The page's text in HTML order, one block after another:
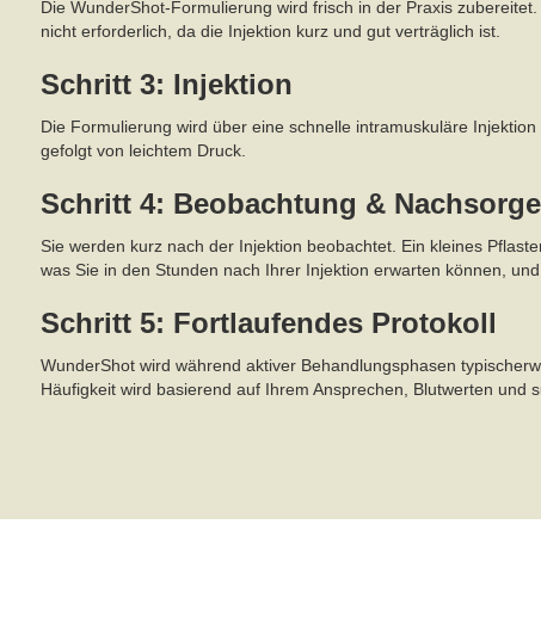
Die WunderShot-Formulierung wird frisch in der Praxis
nicht erforderlich, da die Injektion kurz und gut verträglich ist.
Schritt 3: Injektion
Die Formulierung wird über eine schnelle intramuskuläre
gefolgt von leichtem Druck.
Schritt 4: Beobachtung & Nachsorge
Sie werden kurz nach der Injektion beobachtet. Ein kleines
was Sie in den Stunden nach Ihrer Injektion erwarten können,
Schritt 5: Fortlaufendes Protokoll
WunderShot wird während aktiver Behandlungsphasen
Häufigkeit wird basierend auf Ihrem Ansprechen, Blutwerten und